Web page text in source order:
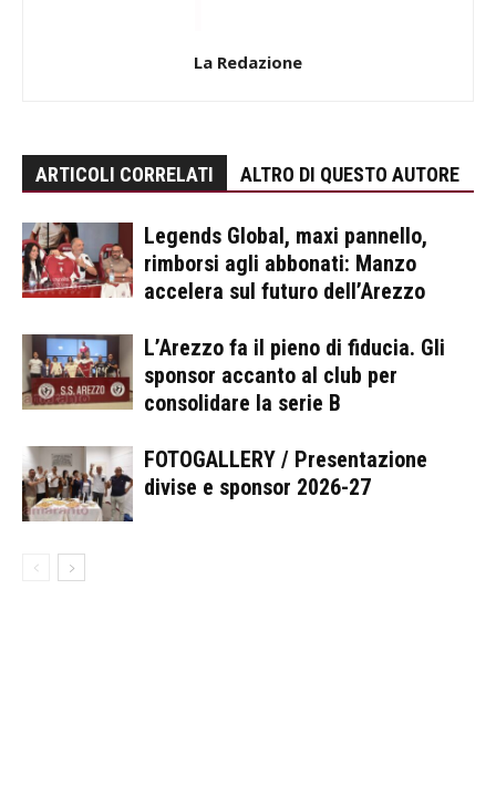
La Redazione
ARTICOLI CORRELATI ALTRO DI QUESTO AUTORE
Legends Global, maxi pannello,
rimborsi agli abbonati: Manzo
accelera sul futuro dell’Arezzo
L’Arezzo fa il pieno di fiducia. Gli
sponsor accanto al club per
consolidare la serie B
FOTOGALLERY / Presentazione
divise e sponsor 2026-27